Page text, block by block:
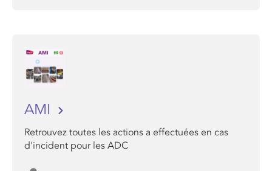
AMI
Retrouvez toutes les actions a effectuées en cas
d'incident pour les ADC